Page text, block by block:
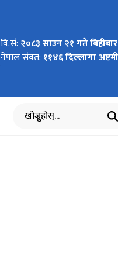
वि.सं: २०८३ साउन २१ गते
नेपाल संवत: ११४६ दिल्लागा
खोज्नुहोस्